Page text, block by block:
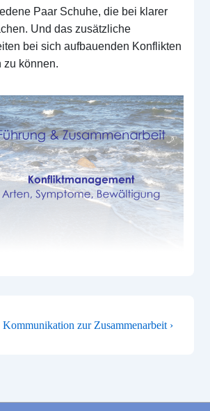
Paar Schuhe, die bei klarer
Und das zusätzliche
bei sich aufbauenden Konflikten
zu können.
zur Zusammenarbeit ›